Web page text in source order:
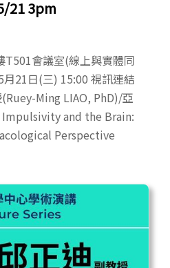
21 3pm
T501會議室(線上與實體同
21日(三) 15:00 視訊連結
Ming LIAO, PhD)/亞
Impulsivity and the Brain:
Perspective